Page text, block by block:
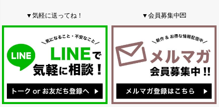
▼気軽に送ってね！ ▼会員募集中💌